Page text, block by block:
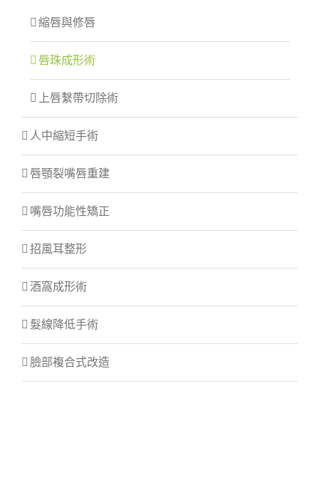
縮唇與修唇
唇珠成形術
上唇繫帶切除術
人中縮短手術
唇顎裂嘴唇重建
嘴唇功能性矯正
招風耳整形
酒窩成形術
髮線降低手術
臉部複合式改造